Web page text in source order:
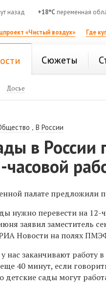
назад +18°C переменная
«Чистый воздух» Где
Сюжеты
Досье
,В России
в России
часовой
палате предложили
нужно перевести на
заявил заместитель
Новости на полях
нас заканчивают работу
40 минут, если
детские сады могут